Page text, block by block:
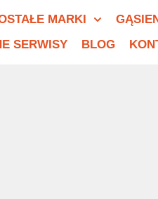
MARKI
SERWISY BLOG